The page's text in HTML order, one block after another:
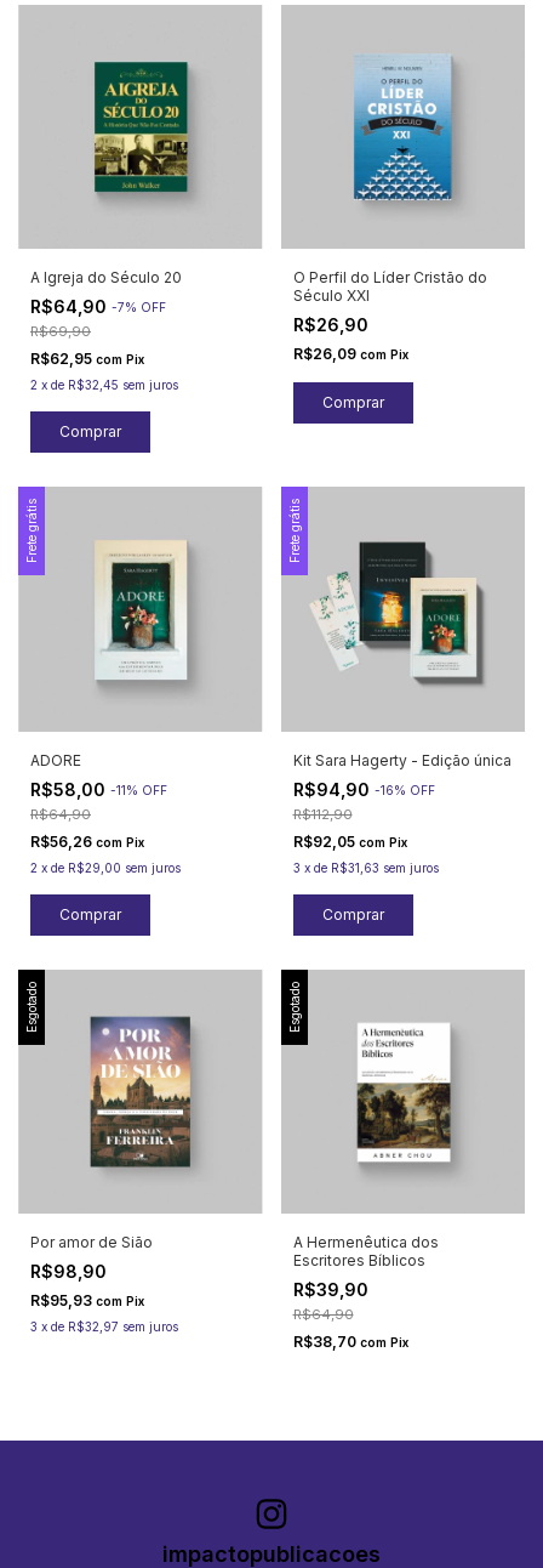
A Igreja do Século 20
R$64,90 -7% OFF
R$69,90
R$62,95 com Pix
2 x de R$32,45 sem juros
O Perfil do Líder Cristão do
Século XXI
R$26,90
R$26,09 com Pix
Frete grátis
ADORE
R$58,00 -11% OFF
R$64,90
R$56,26 com Pix
2 x de R$29,00 sem juros
Frete grátis
Kit Sara Hagerty - Edição única
R$94,90 -16% OFF
R$112,90
R$92,05 com Pix
3 x de R$31,63 sem juros
Esgotado
Por amor de Sião
R$98,90
R$95,93 com Pix
3 x de R$32,97 sem juros
Esgotado
A Hermenêutica dos
Escritores Bíblicos
R$39,90
R$64,90
R$38,70 com Pix
impactopublicacoes